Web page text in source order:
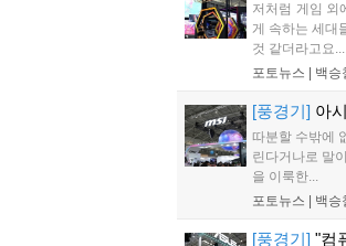
저처럼 게임 외
게 속하는 세대
것 같더라고요
포토뉴스 | 백승
[풍경기] 아
따분할 수밖에
린다거나로 말
을 이룩한...
포토뉴스 | 백승
[풍경기] "컴